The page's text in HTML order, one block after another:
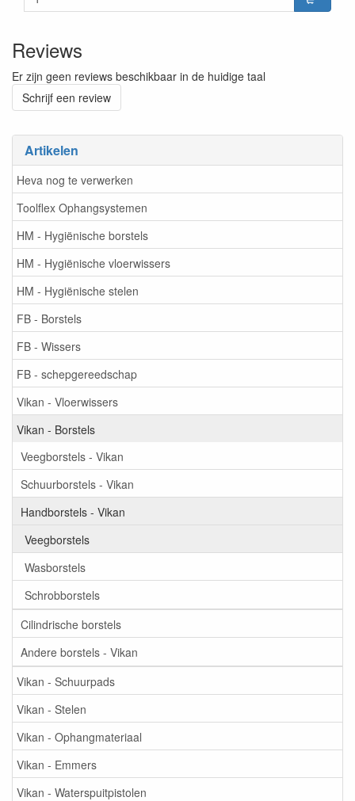
Artikelen
Heva nog te verwerken
Toolflex Ophangsystemen
HM - Hygiënische borstels
HM - Hygiënische vloerwissers
HM - Hygiënische stelen
FB - Borstels
FB - Wissers
FB - schepgereedschap
Vikan - Vloerwissers
Vikan - Borstels
Veegborstels - Vikan
Schuurborstels - Vikan
Handborstels - Vikan
Veegborstels
Wasborstels
Schrobborstels
Cilindrische borstels
Andere borstels - Vikan
Vikan - Schuurpads
Vikan - Stelen
Vikan - Ophangmateriaal
Vikan - Emmers
Vikan - Waterspuitpistolen
Reviews
Er zijn geen reviews beschikbaar in de huidige taal
Schrijf een review